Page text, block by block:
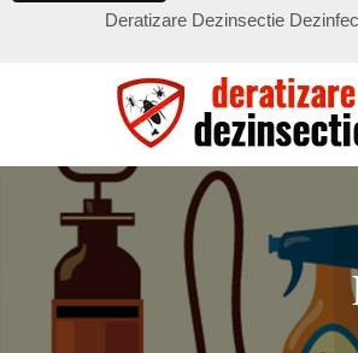
Deratizare Dezinsectie